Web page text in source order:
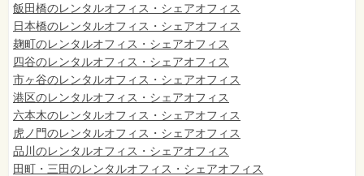
飯田橋のレンタルオフィス・シェアオフィス
日本橋のレンタルオフィス・シェアオフィス
麹町のレンタルオフィス・シェアオフィス
四谷のレンタルオフィス・シェアオフィス
市ヶ谷のレンタルオフィス・シェアオフィス
港区のレンタルオフィス・シェアオフィス
六本木のレンタルオフィス・シェアオフィス
虎ノ門のレンタルオフィス・シェアオフィス
品川のレンタルオフィス・シェアオフィス
田町・三田のレンタルオフィス・シェアオフィス